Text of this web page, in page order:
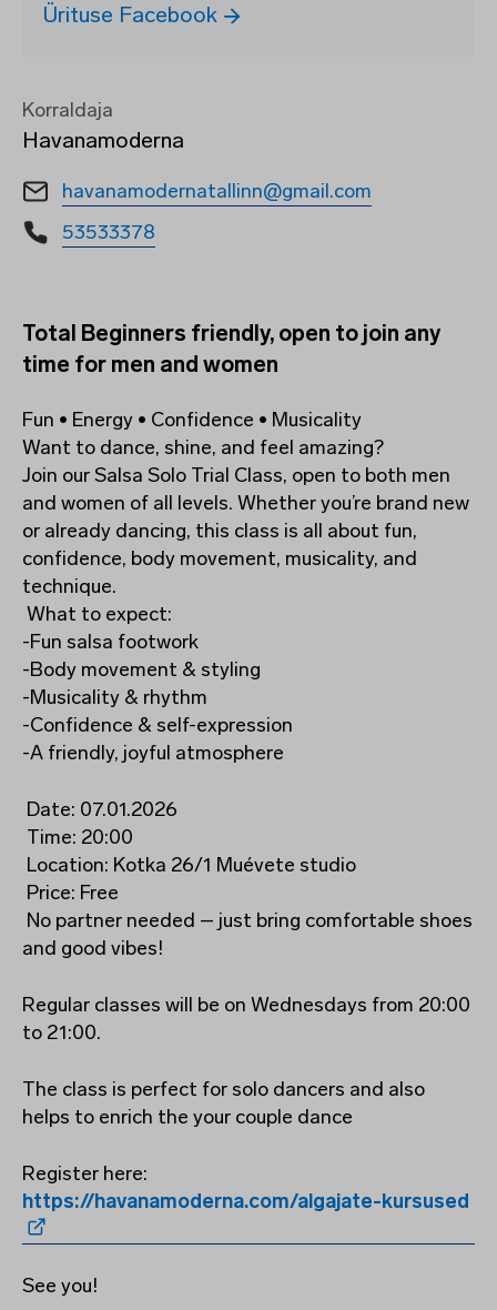
Ürituse Facebook
Korraldaja
Havanamoderna
havanamodernatallinn@gmail.com
53533378
Total Beginners friendly, open to join any
time for men and women
Fun • Energy • Confidence • Musicality
Want to dance, shine, and feel amazing?
Join our Salsa Solo Trial Class, open to both men
and women of all levels. Whether you’re brand new
or already dancing, this class is all about fun,
confidence, body movement, musicality, and
technique.
What to expect:
-Fun salsa footwork
-Body movement & styling
-Musicality & rhythm
-Confidence & self-expression
-A friendly, joyful atmosphere
Date: 07.01.2026
Time: 20:00
Location: Kotka 26/1 Muévete studio
Price: Free
No partner needed – just bring comfortable shoes
and good vibes!
Regular classes will be on Wednesdays from 20:00
to 21:00.
The class is perfect for solo dancers and also
helps to enrich the your couple dance
Register here:
https://havanamoderna.com/algajate-kursused
See you!